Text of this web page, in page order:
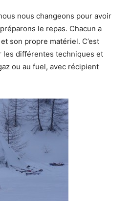
nous changeons pour avoir
le repas. Chacun a
son propre matériel. C’est
les différentes techniques et
ou au fuel, avec récipient